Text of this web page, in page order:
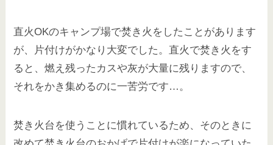
直火OKのキャンプ場で焚き火をしたことがあります
が、片付けがかなり大変でした。直火で焚き火をす
ると、燃え残ったカスや灰が大量に残りますので、
それをかき集めるのに一苦労です…。
焚き火台を使うことに慣れているため、そのときに